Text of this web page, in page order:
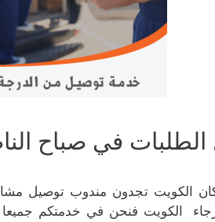
في صباح
الكويت تجدون مندوب توصيل
الكويت فنحن في خدمتكم